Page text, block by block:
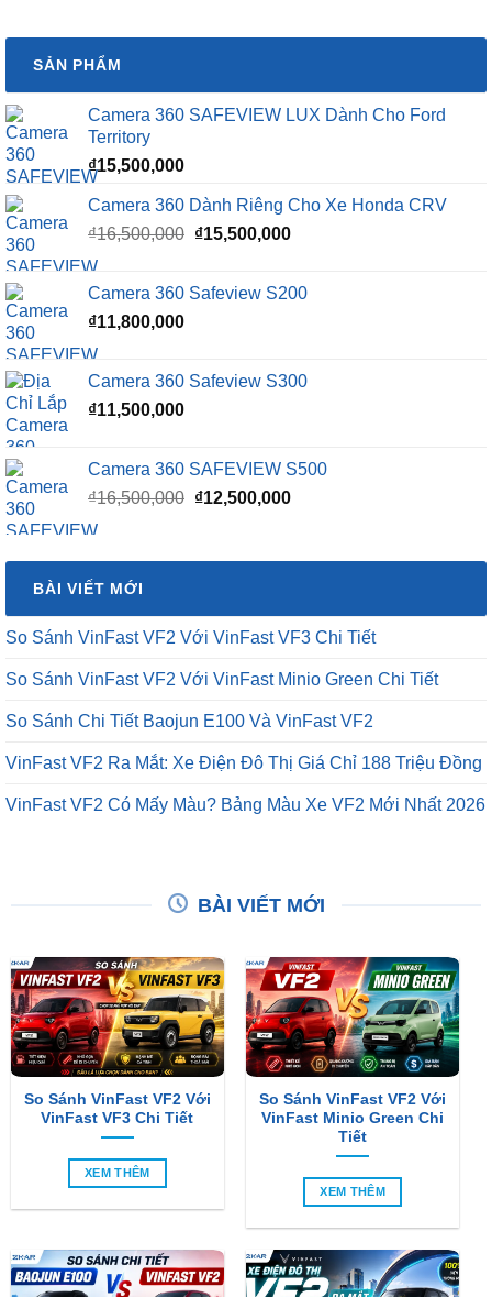
SẢN PHẨM
Camera 360 SAFEVIEW LUX Dành Cho Ford
Territory
₫15,500,000
Camera 360 Dành Riêng Cho Xe Honda CRV
₫16,500,000 Giá
₫16,500,000.
₫15,500,000Giá
là:
Camera 360 Safeview S200
₫11,800,000
Camera 360 Safeview S300
₫11,500,000
Camera 360 SAFEVIEW S500
₫16,500,000 Giá
₫16,500,000.
₫12,500,000Giá
là:
BÀI VIẾT MỚI
So Sánh VinFast VF2 Với VinFast VF3 Chi Tiết
So Sánh VinFast VF2 Với VinFast Minio Green Chi Tiết
So Sánh Chi Tiết Baojun E100 Và VinFast VF2
VinFast VF2 Ra Mắt: Xe Điện Đô Thị Giá Chỉ 188 Triệu Đồng
VinFast VF2 Có Mấy Màu? Bảng Màu Xe VF2 Mới Nhất 2026
BÀI VIẾT MỚI
So Sánh VinFast VF2 Với
VinFast VF3 Chi Tiết
XEM THÊM
So Sánh VinFast VF2 Với
VinFast Minio Green Chi
Tiết
XEM THÊM